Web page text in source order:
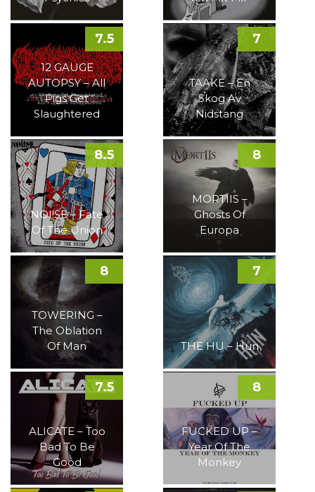
12 GAUGE
AUTOPSY – All
Pigs Get
Slaughtered
7.5
TAAKE – En
Skog Av
Nidstang
7
NOI!SE – Fate
Of The Union
8.5
MORTIIS –
Ghosts Of
Europa
8
TOWERING –
The Oblation
Of Man
8
THE HU – Hun
7
ALICATE – Too
Bad To Be
Good
7.5
FUCKED UP –
Year Of The
Monkey
8